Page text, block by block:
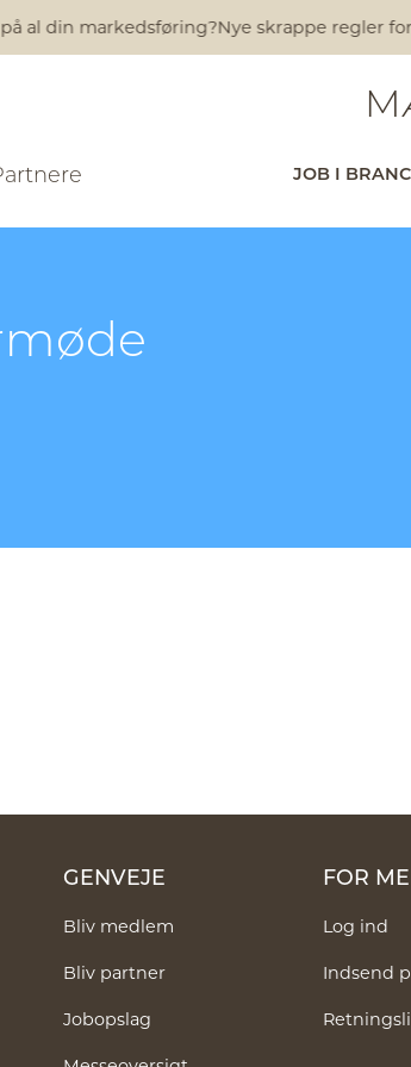
al din markedsføring?Nye skrappe regler
JOB I
GENVEJE
Bliv medlem
Bliv partner
Jobopslag
FOR
Log ind
Indsend